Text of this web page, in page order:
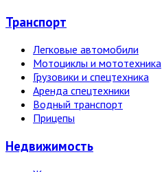
Транспорт
Легковые автомобили
Мотоциклы и мототехника
Грузовики и спецтехника
Аренда спецтехники
Водный транспорт
Прицепы
Недвижи­мость